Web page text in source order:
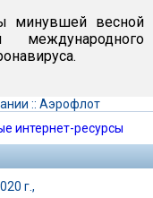
минувшей весной
международного
:: Аэрофлот
интернет-ресурсы
г.,